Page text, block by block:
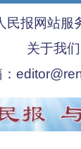
民报网站服
关于我们